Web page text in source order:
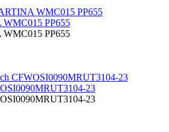
PP655
PP655
23
23